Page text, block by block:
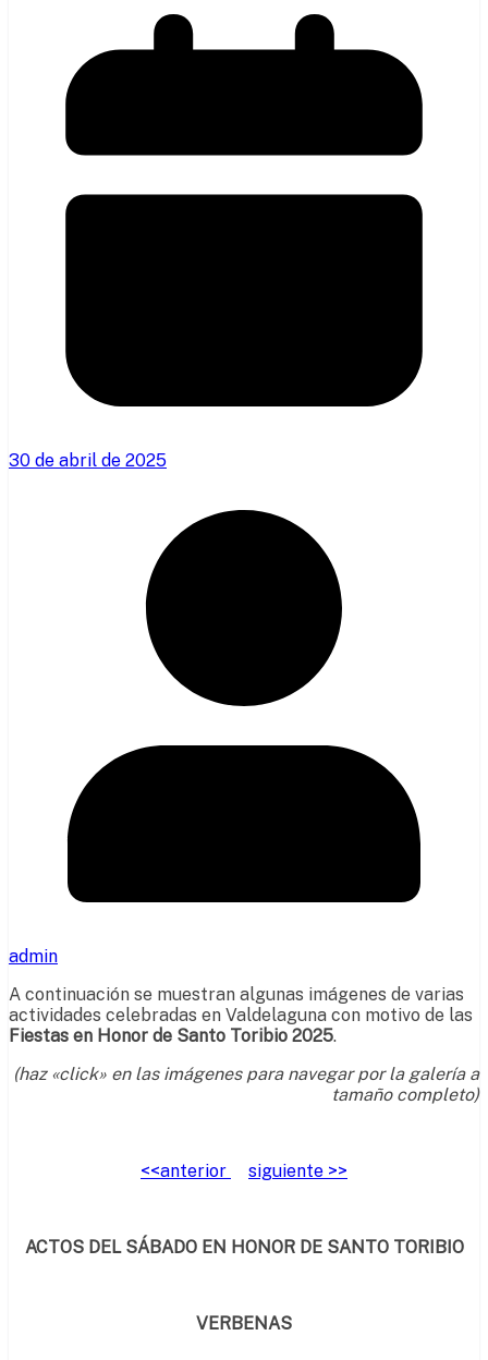
30 de abril de 2025
admin
A continuación se muestran algunas imágenes de varias
actividades celebradas en Valdelaguna con motivo de las
Fiestas en Honor de Santo Toribio 2025.
(haz «click» en las imágenes para navegar por la galería a
tamaño completo)
<<anterior siguiente >>
ACTOS DEL SÁBADO EN HONOR DE SANTO TORIBIO
VERBENAS